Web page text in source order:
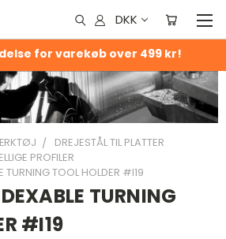
for varekøb over 499 kr!
DKK
DREJESTÅL TIL PLATTER
PROFILER
TURNING TOOL HOLDER #I19
TURNING
#I19